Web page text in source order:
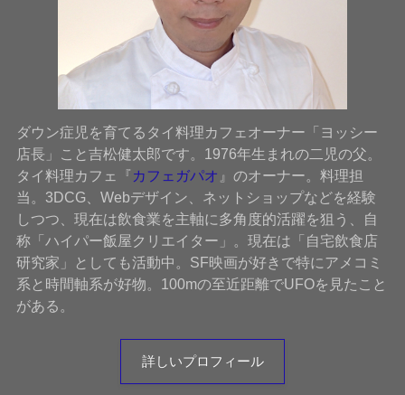
ダウン症児を育てるタイ料理カフェオーナー「ヨッシー
店長」こと吉松健太郎です。1976年生まれの二児の父。
タイ料理カフェ『 カフェガパオ 』のオーナー。料理担
当。3DCG、Webデザイン、ネットショップなどを経験
しつつ、現在は飲食業を主軸に多角度的活躍を狙う、自
称「ハイパー飯屋クリエイター」。現在は「自宅飲食店
研究家」としても活動中。SF映画が好きで特にアメコミ
系と時間軸系が好物。100mの至近距離でUFOを見たこと
がある。
詳しいプロフィール